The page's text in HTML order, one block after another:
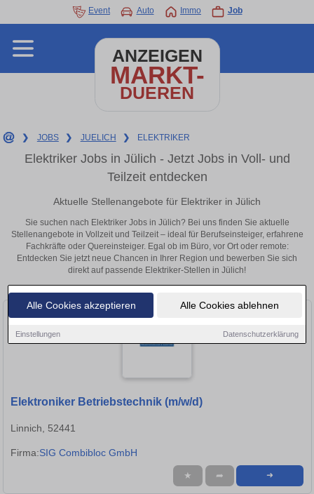
Alle Cookies akzeptieren Alle Cookies ablehnen
Einstellungen Datenschutzerklärung
Event Auto Immo Job
ANZEIGEN
MARKT-
DUEREN
❯ JOBS ❯ JUELICH ❯ ELEKTRIKER
Elektriker Jobs in Jülich - Jetzt Jobs in Voll- und
Teilzeit entdecken
Aktuelle Stellenangebote für Elektriker in Jülich
Sie suchen nach Elektriker Jobs in Jülich? Bei uns finden Sie aktuelle
Stellenangebote in Vollzeit und Teilzeit – ideal für Berufseinsteiger, erfahrene
Fachkräfte oder Quereinsteiger. Egal ob im Büro, vor Ort oder remote:
Entdecken Sie jetzt neue Chancen in Ihrer Region und bewerben Sie sich
direkt auf passende Elektriker-Stellen in Jülich!
Elektroniker Betriebstechnik (m/w/d)
Linnich, 52441
Firma:SIG Combibloc GmbH
★ ➦ ➜